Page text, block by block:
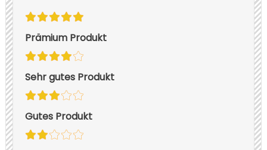
Prämium Produkt
Sehr gutes Produkt
Gutes Produkt